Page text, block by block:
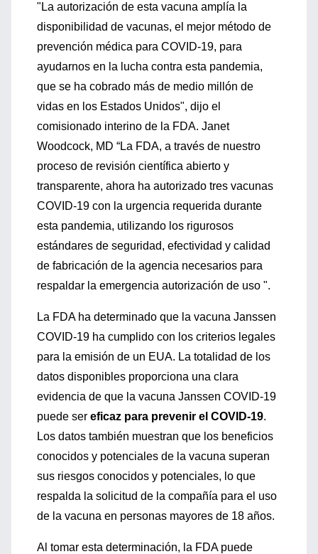
"La autorización de esta vacuna amplía la
disponibilidad de vacunas, el mejor método de
prevención médica para COVID-19, para
ayudarnos en la lucha contra esta pandemia,
que se ha cobrado más de medio millón de
vidas en los Estados Unidos", dijo el
comisionado interino de la FDA. Janet
Woodcock, MD “La FDA, a través de nuestro
proceso de revisión científica abierto y
transparente, ahora ha autorizado tres vacunas
COVID-19 con la urgencia requerida durante
esta pandemia, utilizando los rigurosos
estándares de seguridad, efectividad y calidad
de fabricación de la agencia necesarios para
respaldar la emergencia autorización de uso ".
La FDA ha determinado que la vacuna Janssen
COVID-19 ha cumplido con los criterios legales
para la emisión de un EUA. La totalidad de los
datos disponibles proporciona una clara
evidencia de que la vacuna Janssen COVID-19
puede ser eficaz para prevenir el COVID-19.
Los datos también muestran que los beneficios
conocidos y potenciales de la vacuna superan
sus riesgos conocidos y potenciales, lo que
respalda la solicitud de la compañía para el uso
de la vacuna en personas mayores de 18 años.
Al tomar esta determinación, la FDA puede